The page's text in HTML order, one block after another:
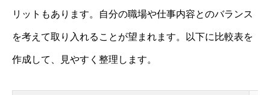
リットもあります。自分の職場や仕事内容とのバランス
を考えて取り入れることが望まれます。以下に比較表を
作成して、見やすく整理します。